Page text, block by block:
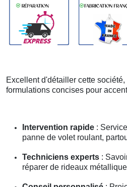
Excellent d'détailler cette
formulations concises pour
Intervention rapide :
panne de volet roulant,
Techniciens experts :
réparer de rideaux